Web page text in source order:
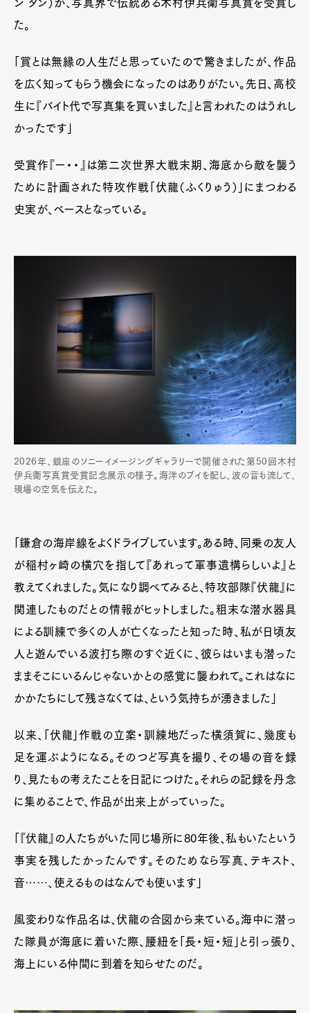
ン タン）が、写真界で伝統ある木村伊兵衛写真賞を受賞し
た。
「賞とは無縁の人生だと思っていたので驚きましたが、作品
を広く知ってもらう機会になったのはありがたい。先日、高校
生に『バイト代で写真集を買いました』と言われたのはうれし
かったです」
受賞作『ー・・』は第二次世界大戦末期、海底から敵を襲う
ために計画された特攻作戦「伏龍（ふくりゅう）」にまつわる
史実が、ベースとなっている。
2026年、銀座のソニーイメージングギャラリーで開催された第50回木村
伊兵衛写真賞受賞記念展示の様子。海洋のブイを配し、波の音も流して、
現場の空気を伝えた。
「鎌倉の海岸線をよくドライブしています。ある時、同乗の友人
が稲村ヶ崎の横穴を指して『あれって軍事遺構らしいよ』と
教えてくれました。気になり調べてみると、特攻部隊『伏龍』に
関連したものだとの情報がヒットしました。粗末な潜水器具
による訓練で多くの人が亡くなったと知った時、私が日頃友
人と遊んでいる波打ち際のすぐ近くに、彼らはいまも潜った
ままそこにいるんじゃないかとの感覚に襲われて。これはなに
かかたちにして残さなくては、という気持ちが湧きました」
以来、「伏龍」作戦の立案・訓練地だった横須賀に、幾度も
足を運ぶようになる。そのつど写真を撮り、その場の音を録
り、見たもの考えたことを日記につけた。それらの記録を丹念
に集めることで、作品が出来上がっていった。
「『伏龍』の人たちがいた同じ場所に80年後、私もいたという
事実を残したかったんです。そのためなら写真、テキスト、
音……、使えるものはなんでも使います」
風変わりな作品名は、伏龍の合図から来ている。海中に潜っ
た隊員が海底に着いた際、腰紐を「長・短・短」と引っ張り、
海上にいる仲間に到着を知らせたのだ。